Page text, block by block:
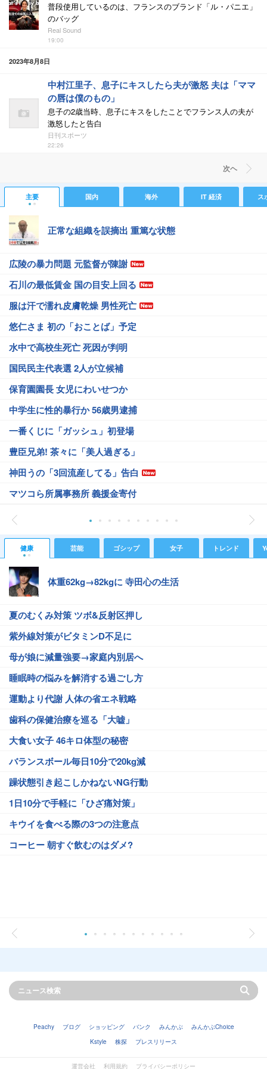
普段使用しているのは、フランスのブランド「ル・パニエ」
のバッグ
Real Sound
19:00
2023年8月8日
中村江里子、息子にキスしたら夫が激怒 夫は「ママ
の唇は僕のもの」
息子の2歳当時、息子にキスをしたことでフランス人の夫が
激怒したと告白
日刊スポーツ
22:26
次ヘ
主要 国内 海外 IT 経済 ス
正常な組織を誤摘出 重篤な状態
広陵の暴力問題 元監督が陳謝
石川の最低賃金 国の目安上回る
服は汗で濡れ皮膚乾燥 男性死亡
悠仁さま 初の「おことば」予定
水中で高校生死亡 死因が判明
国民民主代表選 2人が立候補
保育園園長 女児にわいせつか
中学生に性的暴行か 56歳男逮捕
一番くじに「ガッシュ」初登場
豊臣兄弟! 茶々に「美人過ぎる」
神田うの「3回流産してる」告白
マツコら所属事務所 義援金寄付
健康 芸能 ゴシップ 女子 トレンド
体重62kg→82kgに 寺田心の生活
夏のむくみ対策 ツボ&反射区押し
紫外線対策がビタミンD不足に
母が娘に減量強要→家庭内別居へ
睡眠時の悩みを解消する過ごし方
運動より代謝 人体の省エネ戦略
歯科の保健治療を巡る「大嘘」
大食い女子 46キロ体型の秘密
バランスボール毎日10分で20kg減
躁状態引き起こしかねないNG行動
1日10分で手軽に「ひざ痛対策」
キウイを食べる際の3つの注意点
コーヒー 朝すぐ飲むのはダメ?
Peachy ブログ ショッピング バンク みんかぶ
みんかぶChoice
Kstyle
株探 プレスリリース
運営会社 利用規約 プライバシーポリシー